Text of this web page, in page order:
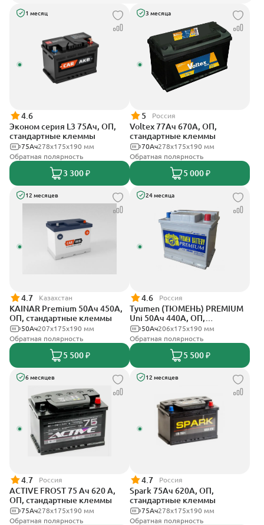
1 месяц
4.6
Эконом серия L3 75Ач, ОП,
стандартные клеммы
278х175х190 мм
75Ач
Обратная полярность
3 300 ₽
3 месяца
5 Россия
Voltex 77Ач 670А, ОП,
стандартные клеммы
278х175х190 мм
70Ач
Обратная полярность
5 000 ₽
12 месяцев
4.7 Казахстан
KAINAR Premium 50Ач 450А,
ОП, стандартные клеммы
207x175x190 мм
50Ач
Обратная полярность
5 500 ₽
24 месяца
4.6 Россия
Tyumen (ТЮМЕНЬ) PREMIUM
Uni 50Ач 440А, ОП,
стандартные клеммы
206х175х190 мм
50Ач
Обратная полярность
5 500 ₽
6 месяцев
4.7 Россия
ACTIVE FROST 75 Ач 620 А,
ОП, стандартные клеммы
278х175х190 мм
75Ач
Обратная полярность
12 месяцев
4.7 Россия
Spark 75Ач 620А, ОП,
стандартные клеммы
278х175х190 мм
75Ач
Обратная полярность